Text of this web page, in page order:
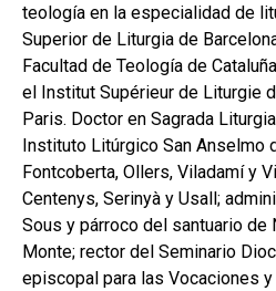
teología en la especialidad de
Superior de Liturgia de
Facultad de Teología de
el Institut Supérieur de Liturgie
Paris. Doctor en Sagrada
Instituto Litúrgico San Anselmo
Fontcoberta, Ollers, Viladamí y
Centenys, Serinyà y Usall;
Sous y párroco del santuario de
Monte; rector del Seminario
episcopal para las Vocaciones